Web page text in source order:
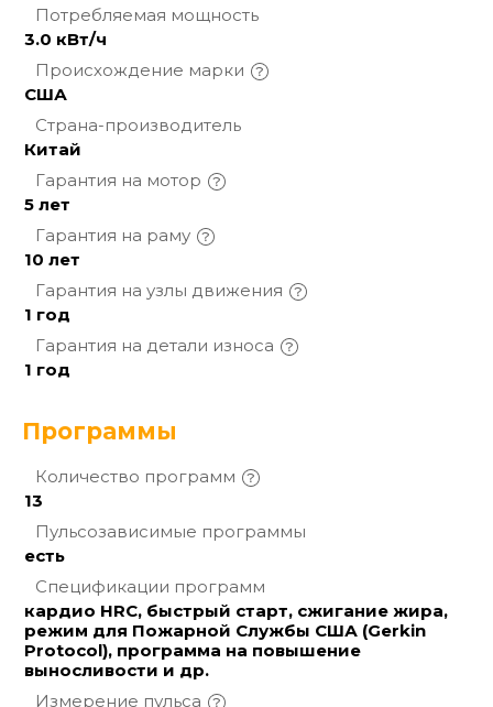
Потребляемая мощность
3.0 кВт/ч
Происхождение марки
США
Страна-производитель
Китай
Гарантия на мотор
5 лет
Гарантия на раму
10 лет
Гарантия на узлы движения
1 год
Гарантия на детали износа
1 год
Программы
Количество программ
13
Пульсозависимые программы
есть
Спецификации программ
кардио HRC, быстрый старт, сжигание жира,
режим для Пожарной Службы США (Gerkin
Protocol), программа на повышение
выносливости и др.
Измерение пульса